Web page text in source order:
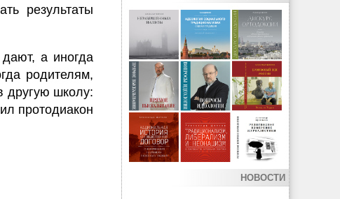
результаты
а иногда
родителям,
другую школу:
протодиакон
НОВОСТИ